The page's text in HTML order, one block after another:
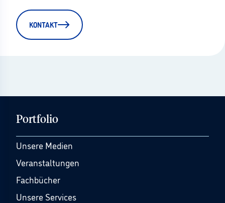
KONTAKT
Portfolio
Unsere Medien
Veranstaltungen
Fachbücher
Unsere Services